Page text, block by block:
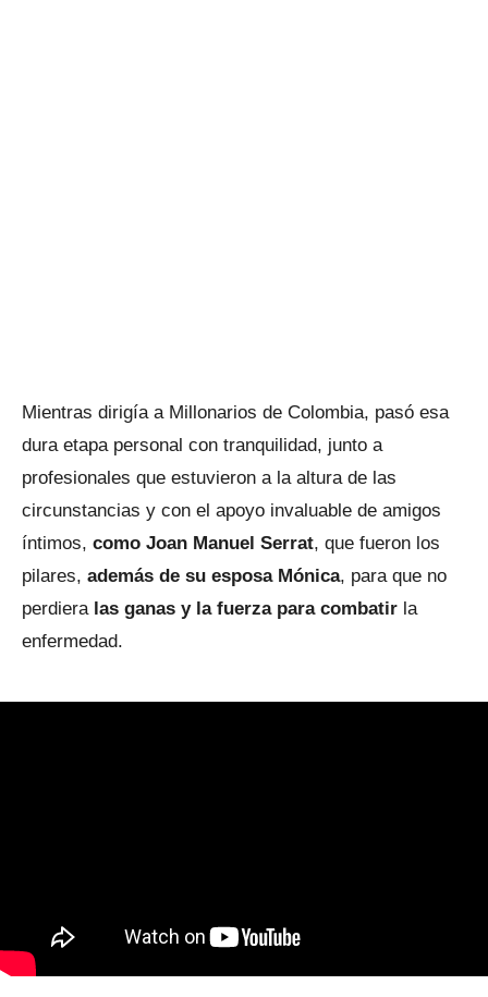
Mientras dirigía a Millonarios de Colombia, pasó esa
dura etapa personal con tranquilidad, junto a
profesionales que estuvieron a la altura de las
circunstancias y con el apoyo invaluable de amigos
íntimos, como Joan Manuel Serrat, que fueron los
pilares, además de su esposa Mónica, para que no
perdiera las ganas y la fuerza para combatir la
enfermedad.